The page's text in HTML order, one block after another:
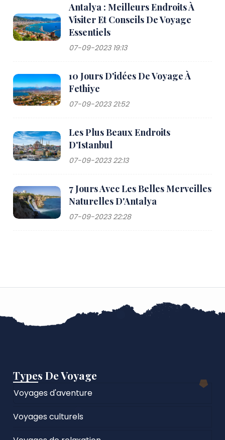
Antalya : Meilleurs Endroits À
Visiter Et Conseils De Voyage
Essentiels
07-09-2023 19:13
10 Jours D'idées De Voyage À
Fethiye
07-09-2023 21:52
Les Plus Beaux Endroits
D'Istanbul
07-09-2023 22:13
7 Jours Avec Les Belles Merveilles
Naturelles D'Antalya
07-09-2023 22:28
Types De Voyage
Voyages d'aventure
Voyages culturels